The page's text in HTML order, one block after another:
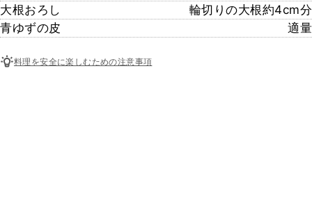
大根おろし
輪切りの大根約4cm分
青ゆずの皮
適量
料理を安全に楽しむための注意事項